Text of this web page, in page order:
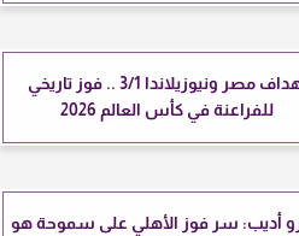
أهداف مصر ونيوزيلاندا 3/1 .. فوز تاريخي
للفراعنة في كأس العالم 2026
أديب: سر فوز الأهلي على سموحة هو